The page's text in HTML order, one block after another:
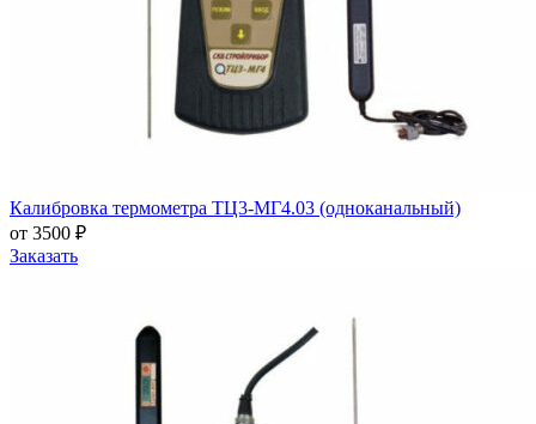
Калибровка термометра ТЦ3-МГ4.03 (одноканальный)
от 3500 ₽
Заказать